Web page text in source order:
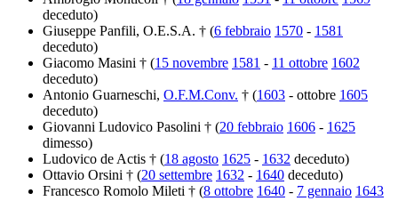
deceduto)
Giuseppe Panfili, O.E.S.A. † (6 febbraio 1570 - 1581
deceduto)
Giacomo Masini † (15 novembre 1581 - 11 ottobre 1602
deceduto)
Antonio Guarneschi, O.F.M.Conv. † (1603 - ottobre 1605
deceduto)
Giovanni Ludovico Pasolini † (20 febbraio 1606 - 1625
dimesso)
Ludovico de Actis † (18 agosto 1625 - 1632 deceduto)
Ottavio Orsini † (20 settembre 1632 - 1640 deceduto)
Francesco Romolo Mileti † (8 ottobre 1640 - 7 gennaio 1643